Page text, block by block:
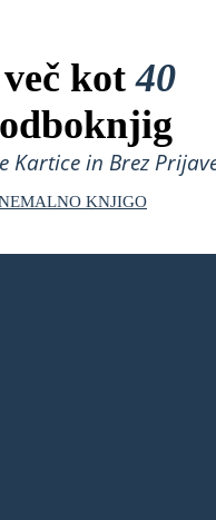
kot40
Kartice in Brez
KNJIGO